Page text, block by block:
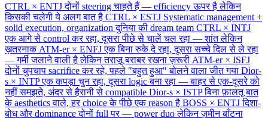
CTRL × ENTJ दोनों steering चाहते हैं — efficiency ऊपर है लेकिन
किसकी चलेगी ये अलग बात है CTRL × ESTJ Systematic management +
solid execution, organization दुनिया की dream team CTRL × INTJ
एक आगे से control कर रहा, दूसरा पीछे से चालें चल रहा — शांत लेकिन
ख़तरनाक ATM-er × ENFJ एक बिना रुके दे रहा, दूसरा सच्चे दिल से ले रहा
— गर्मी जलाने वाली है लेकिन तराज़ू बराबर रखना ज़रूरी ATM-er × ISFJ
दोनों चुपचाप sacrifice कर रहे, पहले "बहुत हुआ" बोलने वाला जीत गया Dior-
s × INTP एक कपड़ा चुन रहा, दूसरा logic बना रहा — बाहर से एक-दूसरे को
नहीं समझते, अंदर से हैरानी से compatible Dior-s × ISTP बिना फ़ालतू बात
के aesthetics वाले, हर choice के पीछे एक reason है BOSS × ENTJ दिशा-
बोध और dominance दोनों full पर — power duo लेकिन ज़मीन बाँटना